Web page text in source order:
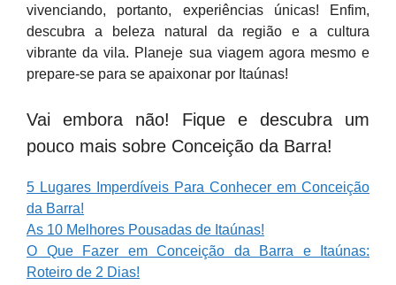
vivenciando, portanto, experiências únicas! Enfim,
descubra a beleza natural da região e a cultura
vibrante da vila. Planeje sua viagem agora mesmo e
prepare-se para se apaixonar por Itaúnas!
Vai embora não! Fique e descubra um
pouco mais sobre Conceição da Barra!
5 Lugares Imperdíveis Para Conhecer em Conceição
da Barra!
As 10 Melhores Pousadas de Itaúnas!
O Que Fazer em Conceição da Barra e Itaúnas:
Roteiro de 2 Dias!